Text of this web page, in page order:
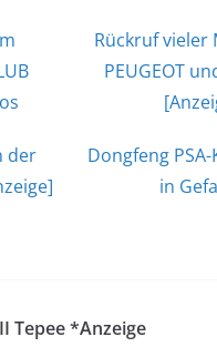
Rückruf vieler
PEUGEOT
der
Dongfeng
in
Tepee *Anzeige